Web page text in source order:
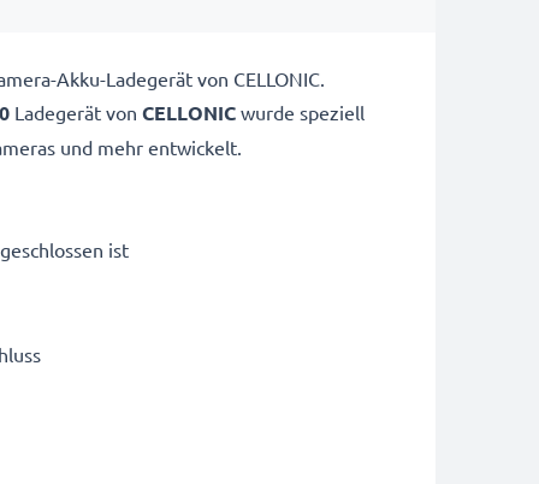
Akku-Ladegerät von CELLONIC.
Ladegerät von CELLONIC wurde speziell
und mehr entwickelt.
ist